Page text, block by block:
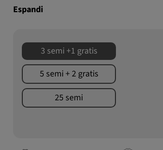
Espandi
3 semi +1 gratis
5 semi + 2 gratis
25 semi